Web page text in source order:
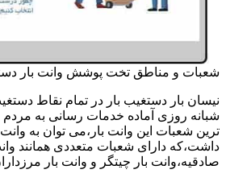
شعبات و مناطق تخت پوشش وانت بار
نیسان بار دستغیب بار در تمام نقاط
شبانه روزی آماده خدمات رسانی به
ترین شعبات این وانت بار،می توان به
داشت،که دارای شعبات متعددی همانند
صادقیه،وانت بار چیتگر و وانت بار